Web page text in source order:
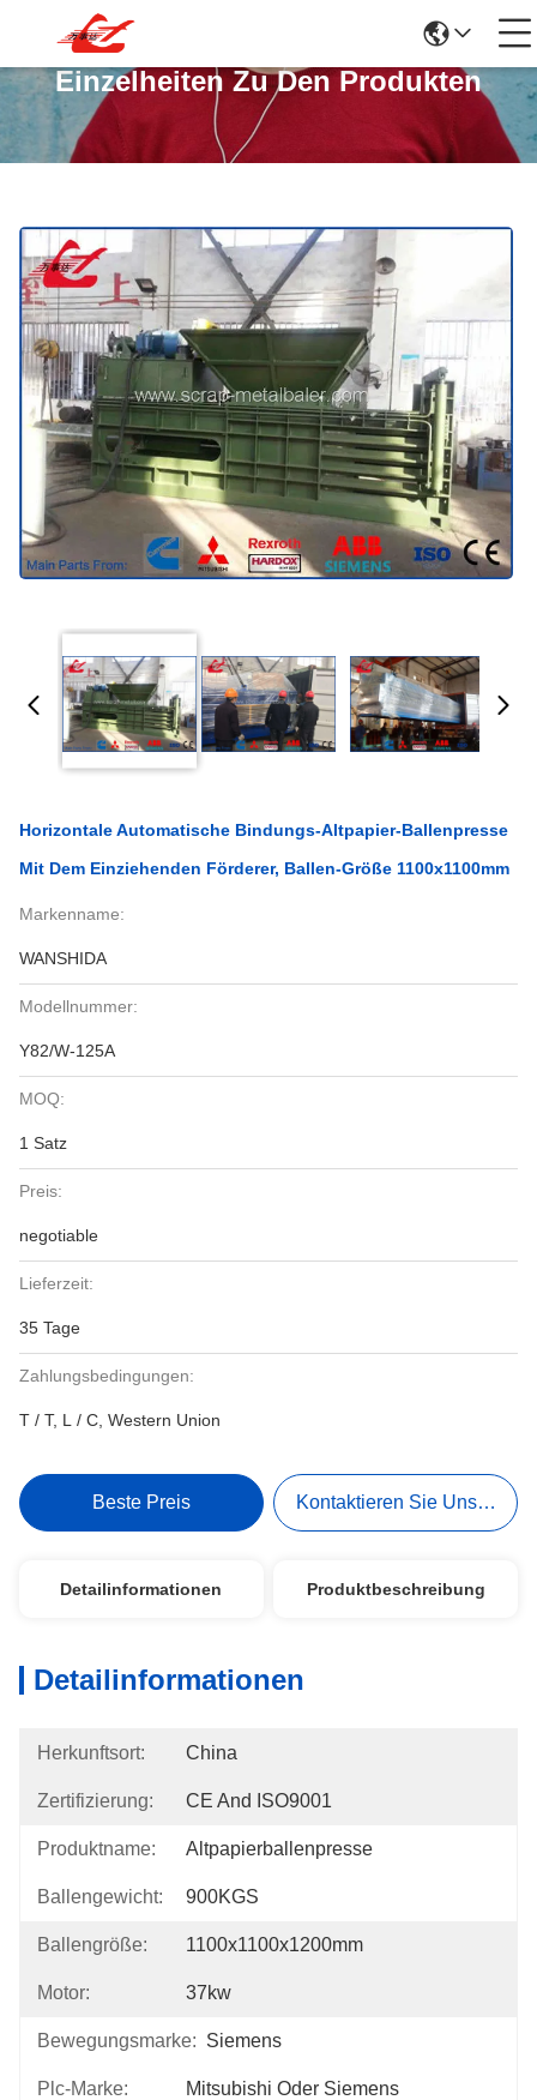
Einzelheiten Zu Den Produkten
Horizontale Automatische Bindungs-Altpapier-Ballenpresse
Mit Dem Einziehenden Förderer, Ballen-Größe 1100x1100mm
Markenname:
WANSHIDA
Modellnummer:
Y82/W-125A
MOQ:
1 Satz
Preis:
negotiable
Lieferzeit:
35 Tage
Zahlungsbedingungen:
T / T, L / C, Western Union
Beste Preis Kontaktieren Sie Uns Jetzt
Detailinformationen Produktbeschreibung
Detailinformationen
Herkunftsort: China
Zertifizierung: CE And ISO9001
Produktname: Altpapierballenpresse
Ballengewicht: 900KGS
Ballengröße: 1100x1100x1200mm
Motor: 37kw
Bewegungsmarke: Siemens
Plc-Marke: Mitsubishi Oder Siemens